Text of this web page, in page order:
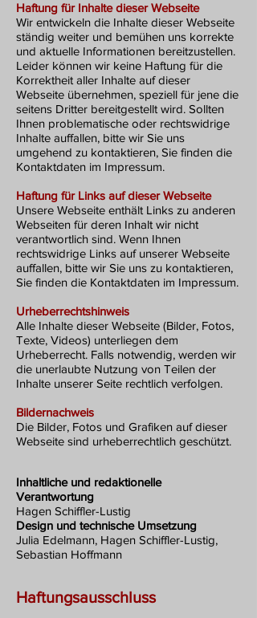
Haftung für Inhalte dieser Webseite
Wir entwickeln die Inhalte dieser Webseite
ständig weiter und bemühen uns korrekte
und aktuelle Informationen bereitzustellen.
Leider können wir keine Haftung für die
Korrektheit aller Inhalte auf dieser
Webseite übernehmen, speziell für jene die
seitens Dritter bereitgestellt wird. Sollten
Ihnen problematische oder rechtswidrige
Inhalte auffallen, bitte wir Sie uns
umgehend zu kontaktieren, Sie finden die
Kontaktdaten im Impressum.
Haftung für Links auf dieser Webseite
Unsere Webseite enthält Links zu anderen
Webseiten für deren Inhalt wir nicht
verantwortlich sind. Wenn Ihnen
rechtswidrige Links auf unserer Webseite
auffallen, bitte wir Sie uns zu kontaktieren,
Sie finden die Kontaktdaten im Impressum.
Urheberrechtshinweis
Alle Inhalte dieser Webseite (Bilder, Fotos,
Texte, Videos) unterliegen dem
Urheberrecht. Falls notwendig, werden wir
die unerlaubte Nutzung von Teilen der
Inhalte unserer Seite rechtlich verfolgen.
Bildernachweis
Die Bilder, Fotos und Grafiken auf dieser
Webseite sind urheberrechtlich geschützt.
Inhaltliche und redaktionelle
Verantwortung
Hagen Schiffler-Lustig
Design und technische Umsetzung
Julia Edelmann, Hagen Schiffler-Lustig,
Sebastian Hoffmann
Haftungsausschluss